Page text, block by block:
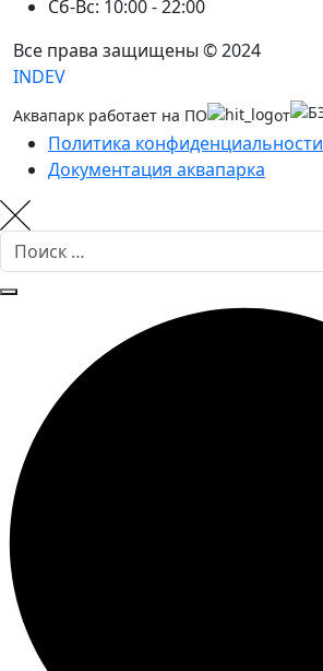
Сб-Вс: 10:00 - 22:00
Все права защищены © 2024
INDEV
Аквапарк работает на ПО от
Политика конфиденциальности
Документация аквапарка